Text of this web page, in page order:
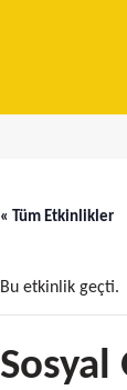
« Tüm Etkinlikler
Bu etkinlik geçti.